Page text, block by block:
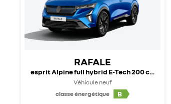
RAFALE
esprit Alpine full hybrid E-Tech 200 ch - 25
Véhicule neuf
classe énergétique
B